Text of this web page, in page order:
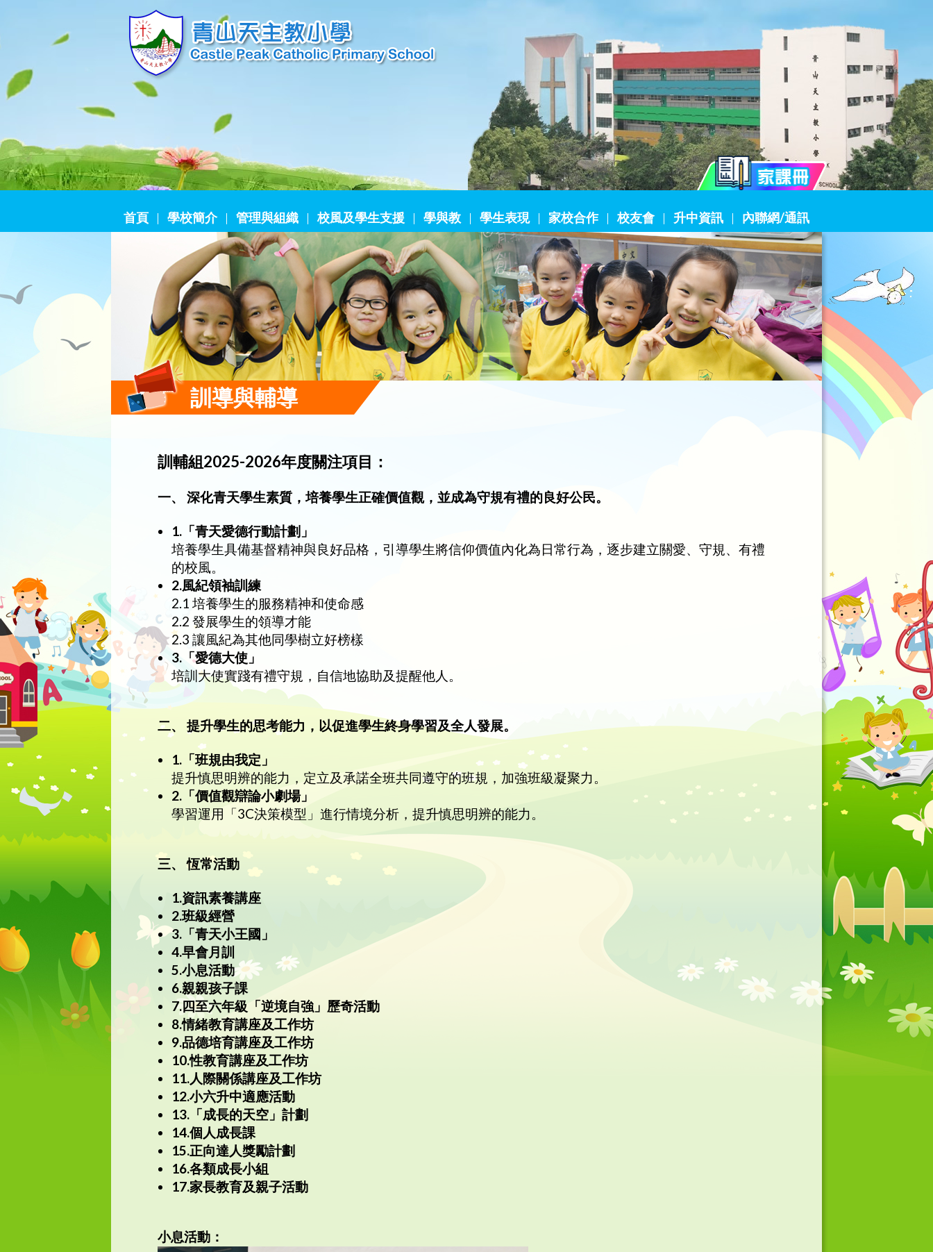
首頁 學校簡介 管理與組織 校風及學生支援 學與教 學生表現 家校合作 校友會 升中資訊 內聯網/通訊
訓導與輔導
訓輔組2025-2026年度關注項目：
一、 深化青天學生素質，培養學生正確價值觀，並成為守規有禮的良好公民。
1.「青天愛德行動計劃」
培養學生具備基督精神與良好品格，引導學生將信仰價值內化為日常行為，逐步建立關愛、守規、有禮
的校風。
2.風紀領袖訓練
2.1 培養學生的服務精神和使命感
2.2 發展學生的領導才能
2.3 讓風紀為其他同學樹立好榜樣
3.「愛德大使」
培訓大使實踐有禮守規，自信地協助及提醒他人。
二、 提升學生的思考能力，以促進學生終身學習及全人發展。
1.「班規由我定」
提升慎思明辨的能力，定立及承諾全班共同遵守的班規，加強班級凝聚力。
2.「價值觀辯論小劇場」
學習運用「3C決策模型」進行情境分析，提升慎思明辨的能力。
三、 恆常活動
1.資訊素養講座
2.班級經營
3.「青天小王國」
4.早會月訓
5.小息活動
6.親親孩子課
7.四至六年級「逆境自強」歷奇活動
8.情緒教育講座及工作坊
9.品德培育講座及工作坊
10.性教育講座及工作坊
11.人際關係講座及工作坊
12.小六升中適應活動
13.「成長的天空」計劃
14.個人成長課
15.正向達人獎勵計劃
16.各類成長小組
17.家長教育及親子活動
小息活動：